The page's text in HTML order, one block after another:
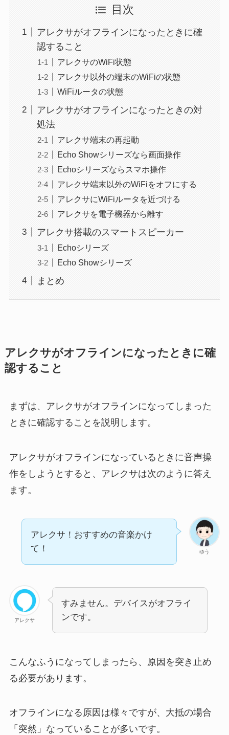
目次
アレクサがオフラインになったときに確
認すること
アレクサのWiFi状態
アレクサ以外の端末のWiFiの状態
WiFiルータの状態
アレクサがオフラインになったときの対
処法
アレクサ端末の再起動
Echo Showシリーズなら画面操作
Echoシリーズならスマホ操作
アレクサ端末以外のWiFiをオフにする
アレクサにWiFiルータを近づける
アレクサを電子機器から離す
アレクサ搭載のスマートスピーカー
Echoシリーズ
Echo Showシリーズ
まとめ
アレクサがオフラインになったときに確
認すること
まずは、アレクサがオフラインになってしまった
ときに確認することを説明します。
アレクサがオフラインになっているときに音声操
作をしようとすると、アレクサは次のように答え
ます。
ゆう
アレクサ！おすすめの音楽かけ
て！
アレクサ
すみません。デバイスがオフライ
ンです。
こんなふうになってしまったら、原因を突き止め
る必要があります。
オフラインになる原因は様々ですが、大抵の場合
「突然」なっていることが多いです。